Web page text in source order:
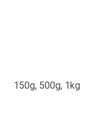
150g, 500g, 1kg